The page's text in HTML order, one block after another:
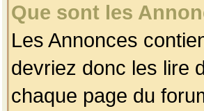
Que sont les
Les Annonces
devriez donc les lire
chaque page du